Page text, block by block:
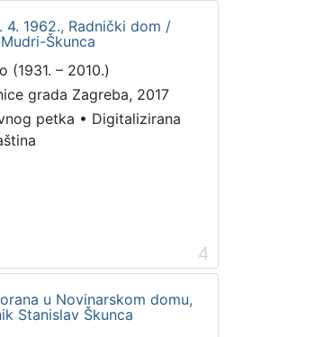
4. 1962., Radnički dom /
Škunca
(1931. – 2010.)
grada Zagreba, 2017
petka • Digitalizirana
4
u Novinarskom domu,
Stanislav Škunca